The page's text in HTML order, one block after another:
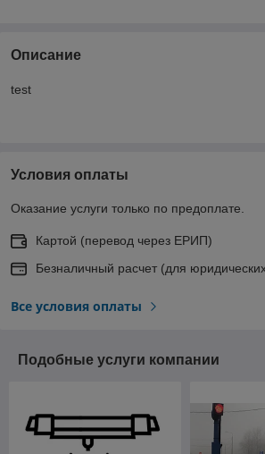
Описание
test
Условия оплаты
Оказание услуги только по предоплате.
Картой (перевод через ЕРИП)
Безналичный расчет (для
Все условия оплаты
Подобные услуги компании